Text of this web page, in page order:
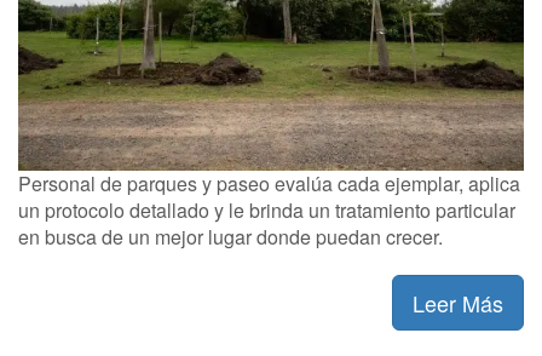
Personal de parques y paseo evalúa cada ejemplar, aplica
un protocolo detallado y le brinda un tratamiento particular
en busca de un mejor lugar donde puedan crecer.
Leer Más